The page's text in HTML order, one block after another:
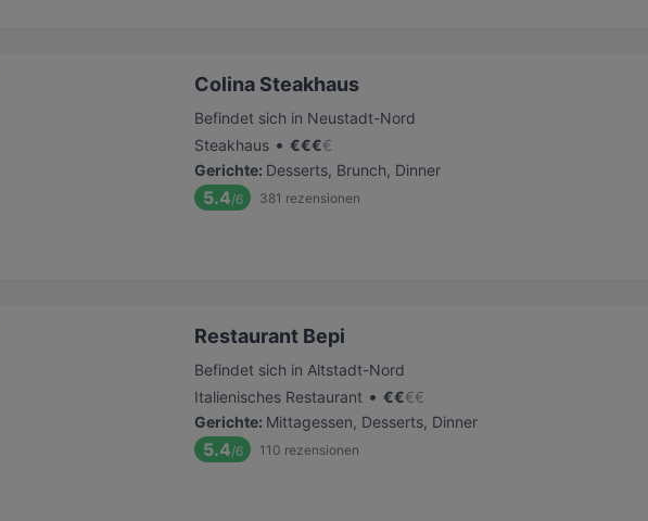
Colina Steakhaus
Befindet sich in Neustadt-Nord
Steakhaus • €€€€
Gerichte: Desserts, Brunch, Dinner
5.4/6 381 rezensionen
Restaurant Bepi
Befindet sich in Altstadt-Nord
Italienisches Restaurant • €€€€
Gerichte: Mittagessen, Desserts, Dinner
5.4/6 110 rezensionen